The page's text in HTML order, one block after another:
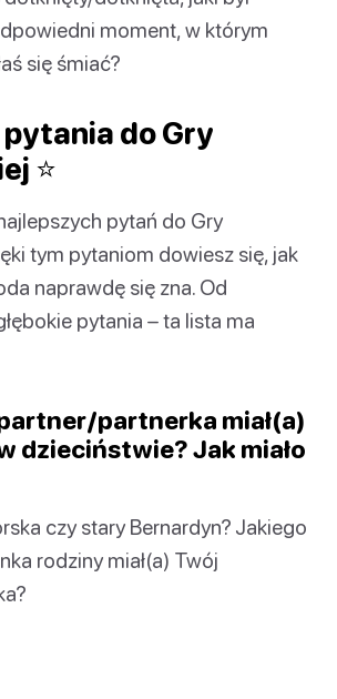
moment, w którym
się śmiać?
do Gry
⭐️
pytań do Gry
tym pytaniom dowiesz się, jak
naprawdę się zna. Od
pytania – ta lista ma
partnerka miał(a)
dzieciństwie? Jak miało
czy stary Bernardyn? Jakiego
rodziny miał(a) Twój